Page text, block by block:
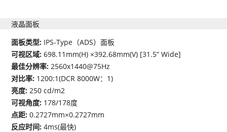
液晶面板
面板类型: IPS-Type（ADS）面板
可视区域:698.11mm(H) ×392.68mm(V) [31.5” Wide]
最佳分辨率: 2560x1440@75Hz
对比率: 1200:1(DCR 8000W：1)
亮度: 250 cd/m2
可视角度: 178/178度
点距:0.2727mm×0.2727mm
反应时间:4ms(最快)